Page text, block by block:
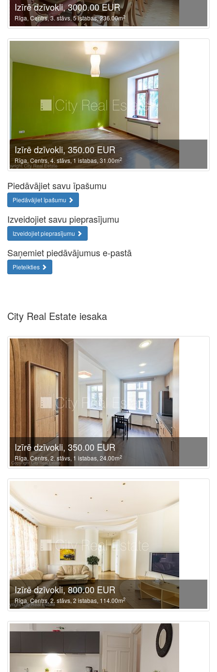
Izīrē dzīvokli, 3000.00 EUR
Rīga, Centrs, 3. stāvs, 5 istabas, 236.00m2
Izīrē dzīvokli, 350.00 EUR
Rīga, Centrs, 4. stāvs, 1 istabas, 31.00m2
Piedāvājiet savu īpašumu
Piedāvājiet īpašumu
Izveidojiet savu pieprasījumu
Izveidojiet pieprasījumu
Saņemiet piedāvājumus e-pastā
Pieteikties
City Real Estate iesaka
Izīrē dzīvokli, 350.00 EUR
Rīga, Centrs, 2. stāvs, 1 istabas, 24.00m2
Izīrē dzīvokli, 800.00 EUR
Rīga, Centrs, 2. stāvs, 2 istabas, 114.00m2